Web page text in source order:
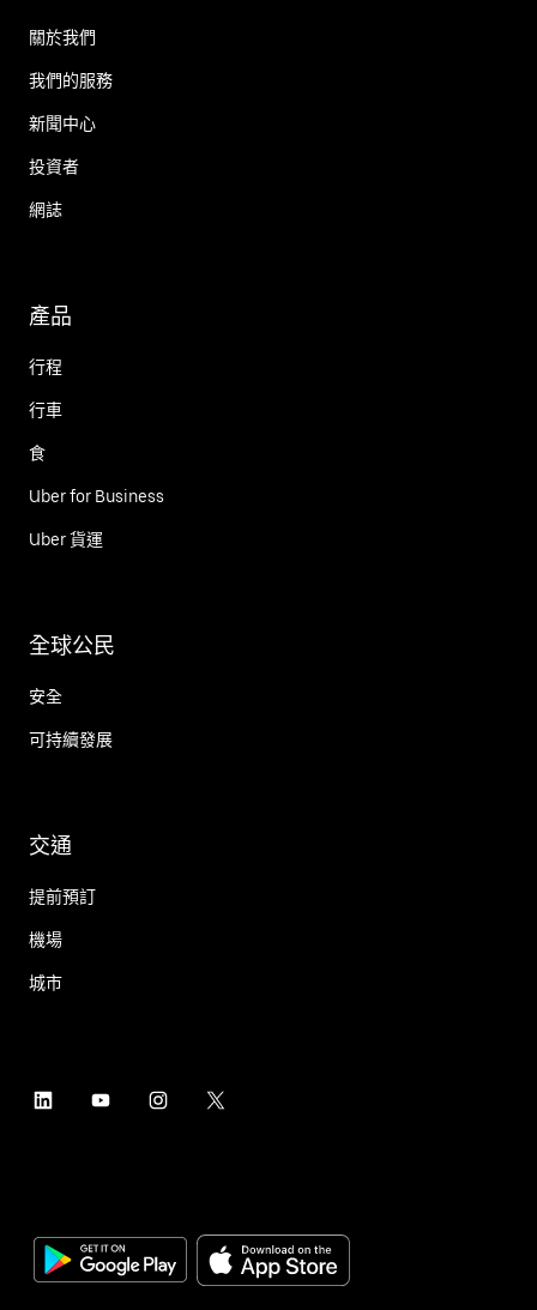
關於我們
我們的服務
新聞中心
投資者
網誌
產品
行程
行車
食
Uber for Business
Uber 貨運
全球公民
安全
可持續發展
交通
提前預訂
機場
城市